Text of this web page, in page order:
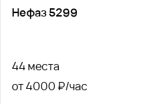
Нефаз 5299
44 места
от 4000 ₽